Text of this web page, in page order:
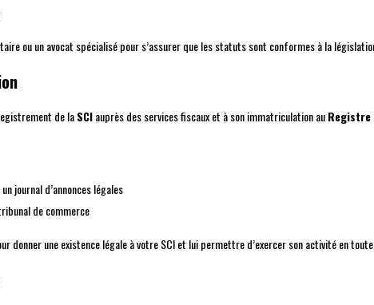
ou un avocat spécialisé pour s’assurer que les statuts sont conformes à la
de laSCIauprès des services fiscaux et à son immatriculation auRegistre
journal d’annonces légales
de commerce
donner une existence légale à votre SCI et lui permettre d’exercer son activité en